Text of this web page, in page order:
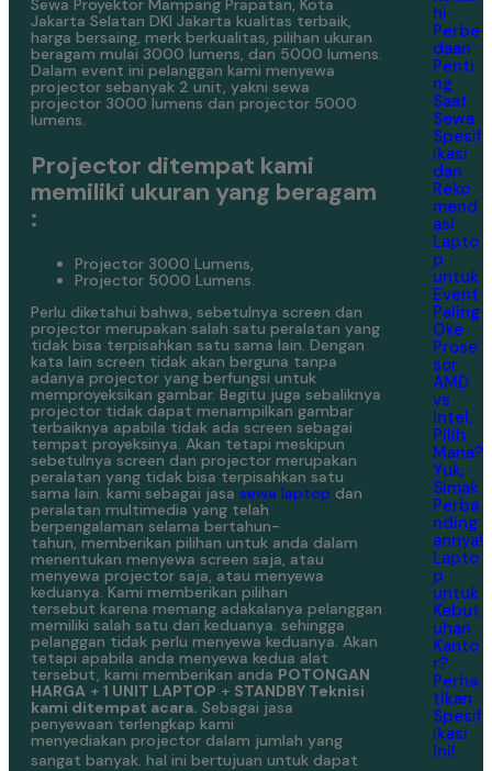
Sewa Proyektor Mampang Prapatan, Kota
Jakarta Selatan DKI Jakarta kualitas terbaik,
harga bersaing, merk berkualitas, pilihan ukuran
beragam mulai 3000 lumens, dan 5000 lumens.
Dalam event ini pelanggan kami menyewa
projector sebanyak 2 unit, yakni sewa
projector 3000 lumens dan projector 5000
lumens.
Projector ditempat kami
memiliki ukuran yang beragam
:
Projector 3000 Lumens,
Projector 5000 Lumens.
Perlu diketahui bahwa, sebetulnya screen dan
projector merupakan salah satu peralatan yang
tidak bisa terpisahkan satu sama lain. Dengan
kata lain screen tidak akan berguna tanpa
adanya projector yang berfungsi untuk
memproyeksikan gambar. Begitu juga sebaliknya
projector tidak dapat menampilkan gambar
terbaiknya apabila tidak ada screen sebagai
tempat proyeksinya. Akan tetapi meskipun
sebetulnya screen dan projector merupakan
peralatan yang tidak bisa terpisahkan satu
sama lain. kami sebagai jasa sewa laptop dan
peralatan multimedia yang telah
berpengalaman selama bertahun-
tahun, memberikan pilihan untuk anda dalam
menentukan menyewa screen saja, atau
menyewa projector saja, atau menyewa
keduanya. Kami memberikan pilihan
tersebut karena memang adakalanya pelanggan
memiliki salah satu dari keduanya. sehingga
pelanggan tidak perlu menyewa keduanya. Akan
tetapi apabila anda menyewa kedua alat
tersebut, kami memberikan anda POTONGAN
HARGA + 1 UNIT LAPTOP + STANDBY Teknisi
kami ditempat acara. Sebagai jasa
penyewaan terlengkap kami
menyediakan projector dalam jumlah yang
sangat banyak. hal ini bertujuan untuk dapat
hi
Perbe
daan
Penti
ng
Saat
Sewa
Spesif
ikasi
dan
Reko
mend
asi
Lapto
p
untuk
Event
Paling
Oke
Prose
sor
AMD
vs
Intel,
Pilih
Mana?
Yuk,
Simak
Perba
nding
annya!
Lapto
p
untuk
Kebut
uhan
Kanto
r?
Perha
tikan
Spesif
ikasi
Ini!